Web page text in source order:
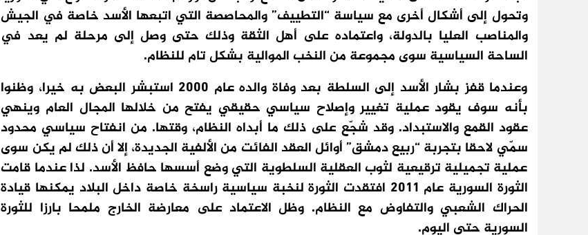
وتحول إلى أشكال أخرى مع سياسة “التطييف” والمحاصصة التي اتبعها الأسد خاصة في الجيش
والمناصب العليا بالدولة، واعتماده على أهل الثقة وذلك حتى وصل إلى مرحلة لم يعد في
الساحة السياسية سوى مجموعة من النخب الموالية بشكل تام للنظام.
وعندما قفز بشار الأسد إلى السلطة بعد وفاة والده عام 2000 استبشر البعض به خيرا، وظنوا
بأنه سوف يقود عملية تغيير وإصلاح سياسي حقيقي يفتح من خلالها المجال العام وينهي
عقود القمع والاستبداد. وقد شجّع على ذلك ما أبداه النظام، وقتها. من انفتاح سياسي محدود
سمّي لاحقا بتجربة “ربيع دمشق” أوائل العقد الفائت من الألفية الجديدة، إلا أن ذلك لم يكن سوى
عملية تجميلية ترقيعية لثوب العقلية السلطوية التي وضع أسسها حافظ الأسد. لذا عندما قامت
الثورة السورية عام 2011 افتقدت الثورة لنخبة سياسية راسخة خاصة داخل البلاد يمكنها قيادة
الحراك الشعبي والتفاوض مع النظام. وظل الاعتماد على معارضة الخارج ملمحا بارزا للثورة
السورية حتى اليوم.